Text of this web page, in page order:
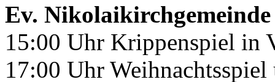
Ev. Nikolaikirchgemeinde
15:00 Uhr Krippenspiel in
17:00 Uhr